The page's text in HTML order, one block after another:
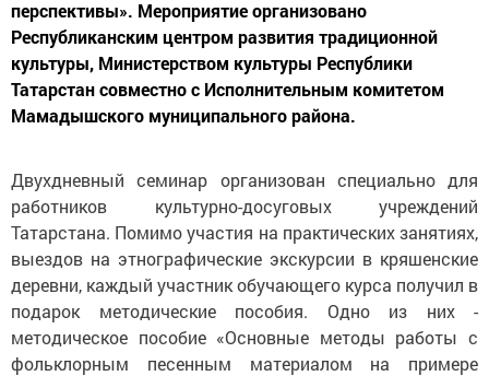
перспективы». Мероприятие организовано
Республиканским центром развития традиционной
культуры, Министерством культуры Республики
Татарстан совместно с Исполнительным комитетом
Мамадышского муниципального района.
Двухдневный семинар организован специально для
работников культурно-досуговых учреждений
Татарстана. Помимо участия на практических занятиях,
выездов на этнографические экскурсии в кряшенские
деревни, каждый участник обучающего курса получил в
подарок методические пособия. Одно из них -
методическое пособие «Основные методы работы с
фольклорным песенным материалом на примере